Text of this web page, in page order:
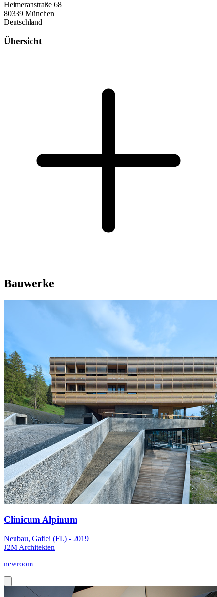
Heimeranstraße 68
80339 München
Deutschland
Übersicht
Bauwerke
Clinicum Alpinum
Neubau, Gaflei (FL) - 2019
J2M Architekten
newroom